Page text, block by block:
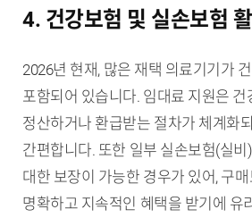
4. 건강보험 및 실손보험
2026년 현재, 많은 재택 의료기기가
포함되어 있습니다. 임대료 지원은
정산하거나 환급받는 절차가 체계화
간편합니다. 또한 일부 실손보험(실비
대한 보장이 가능한 경우가 있어, 구
명확하고 지속적인 혜택을 받기에 유